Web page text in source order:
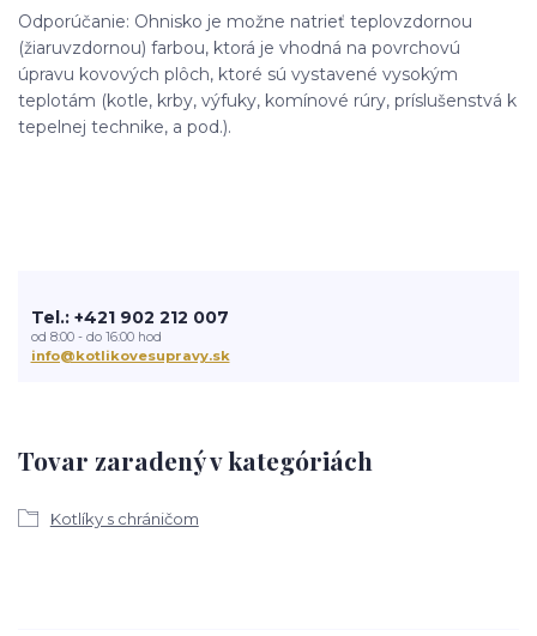
Odporúčanie: Ohnisko je možne natrieť teplovzdornou
(žiaruvzdornou) farbou, ktorá je vhodná na povrchovú
úpravu kovových plôch, ktoré sú vystavené vysokým
teplotám (kotle, krby, výfuky, komínové rúry, príslušenstvá k
tepelnej technike, a pod.).
Tovar zaradený v kategóriách
Kotlíky s chráničom
Tel.: +421 902 212 007
od 8:00 - do 16:00 hod
info@kotlikovesupravy.sk